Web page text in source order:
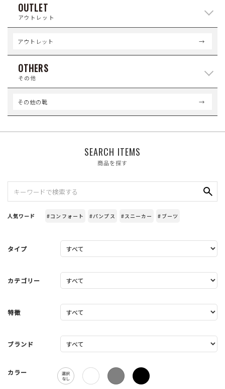
OUTLET
アウトレット
アウトレット
OTHERS
その他
その他の靴
SEARCH ITEMS
商品を探す
人気ワード #コンフォート #パンプス #スニーカー #ブーツ
タイプ
カテゴリー
特徴
ブランド
カラー